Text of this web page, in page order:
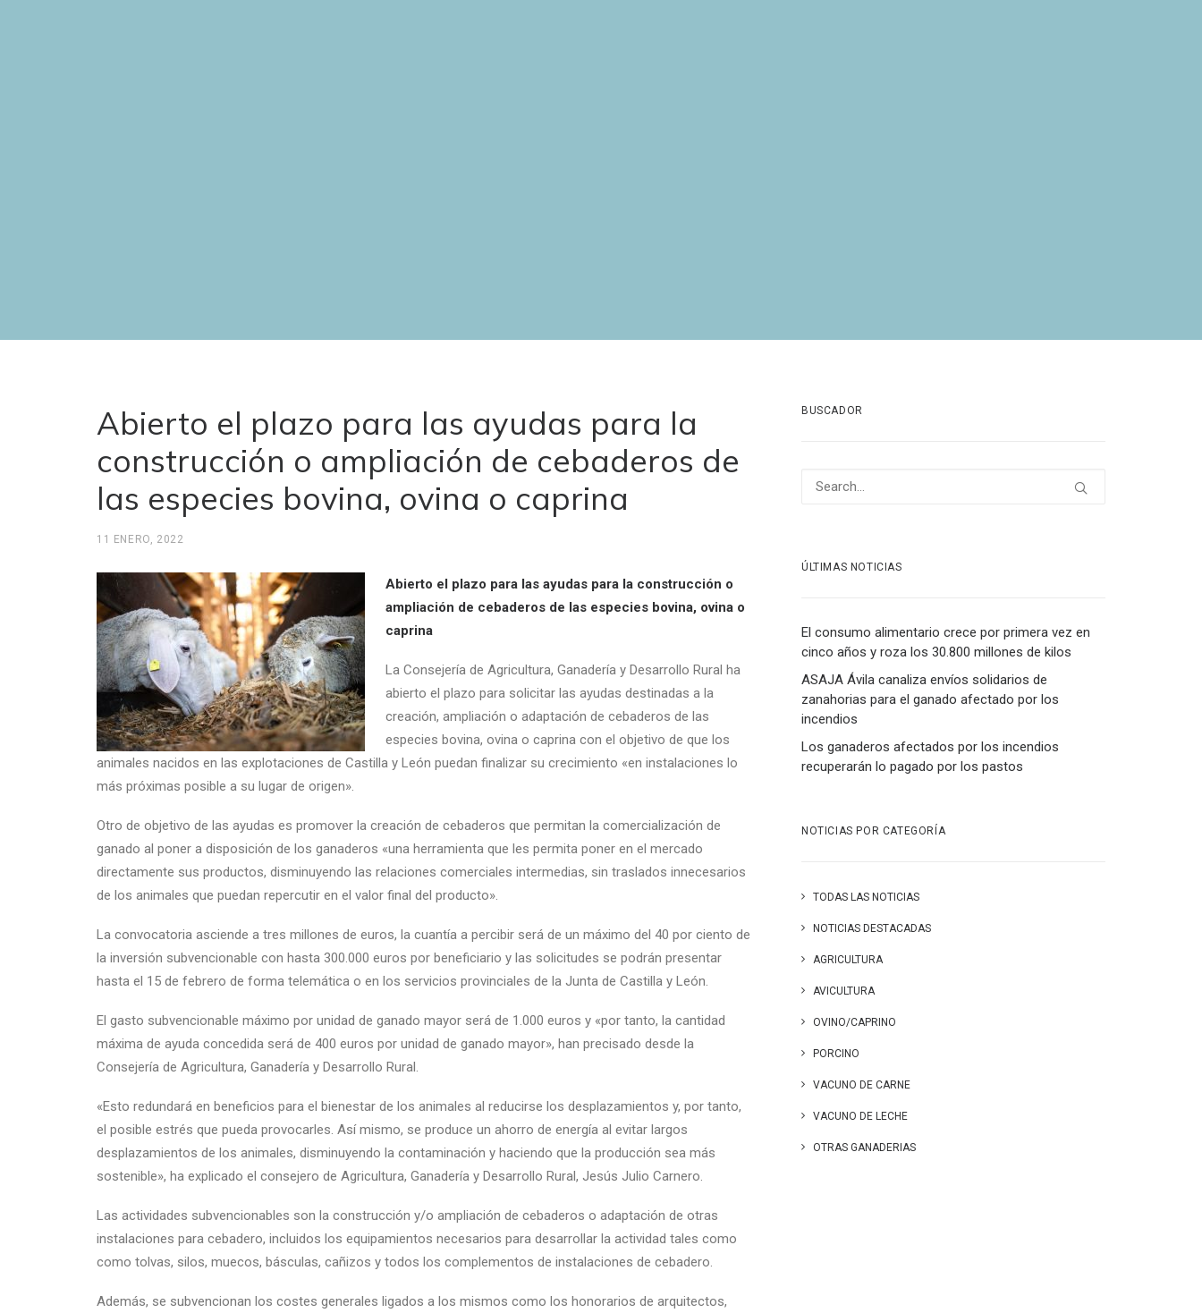
Abierto el plazo para las ayudas para la
construcción o ampliación de cebaderos de
las especies bovina, ovina o caprina
11 ENERO, 2022
Abierto el plazo para las ayudas para la construcción o
ampliación de cebaderos de las especies bovina, ovina o
caprina
La Consejería de Agricultura, Ganadería y Desarrollo Rural ha
abierto el plazo para solicitar las ayudas destinadas a la
creación, ampliación o adaptación de cebaderos de las
especies bovina, ovina o caprina con el objetivo de que los
animales nacidos en las explotaciones de Castilla y León puedan finalizar su crecimiento «en instalaciones lo
más próximas posible a su lugar de origen».
Otro de objetivo de las ayudas es promover la creación de cebaderos que permitan la comercialización de
ganado al poner a disposición de los ganaderos «una herramienta que les permita poner en el mercado
directamente sus productos, disminuyendo las relaciones comerciales intermedias, sin traslados innecesarios
de los animales que puedan repercutir en el valor final del producto».
La convocatoria asciende a tres millones de euros, la cuantía a percibir será de un máximo del 40 por ciento de
la inversión subvencionable con hasta 300.000 euros por beneficiario y las solicitudes se podrán presentar
hasta el 15 de febrero de forma telemática o en los servicios provinciales de la Junta de Castilla y León.
El gasto subvencionable máximo por unidad de ganado mayor será de 1.000 euros y «por tanto, la cantidad
máxima de ayuda concedida será de 400 euros por unidad de ganado mayor», han precisado desde la
Consejería de Agricultura, Ganadería y Desarrollo Rural.
«Esto redundará en beneficios para el bienestar de los animales al reducirse los desplazamientos y, por tanto,
el posible estrés que pueda provocarles. Así mismo, se produce un ahorro de energía al evitar largos
desplazamientos de los animales, disminuyendo la contaminación y haciendo que la producción sea más
sostenible», ha explicado el consejero de Agricultura, Ganadería y Desarrollo Rural, Jesús Julio Carnero.
Las actividades subvencionables son la construcción y/o ampliación de cebaderos o adaptación de otras
instalaciones para cebadero, incluidos los equipamientos necesarios para desarrollar la actividad tales como
como tolvas, silos, muecos, básculas, cañizos y todos los complementos de instalaciones de cebadero.
Además, se subvencionan los costes generales ligados a los mismos como los honorarios de arquitectos,
BUSCADOR
ÚLTIMAS NOTICIAS
El consumo alimentario crece por primera vez en
cinco años y roza los 30.800 millones de kilos
ASAJA Ávila canaliza envíos solidarios de
zanahorias para el ganado afectado por los
incendios
Los ganaderos afectados por los incendios
recuperarán lo pagado por los pastos
NOTICIAS POR CATEGORÍA
TODAS LAS NOTICIAS
NOTICIAS DESTACADAS
AGRICULTURA
AVICULTURA
OVINO/CAPRINO
PORCINO
VACUNO DE CARNE
VACUNO DE LECHE
OTRAS GANADERIAS